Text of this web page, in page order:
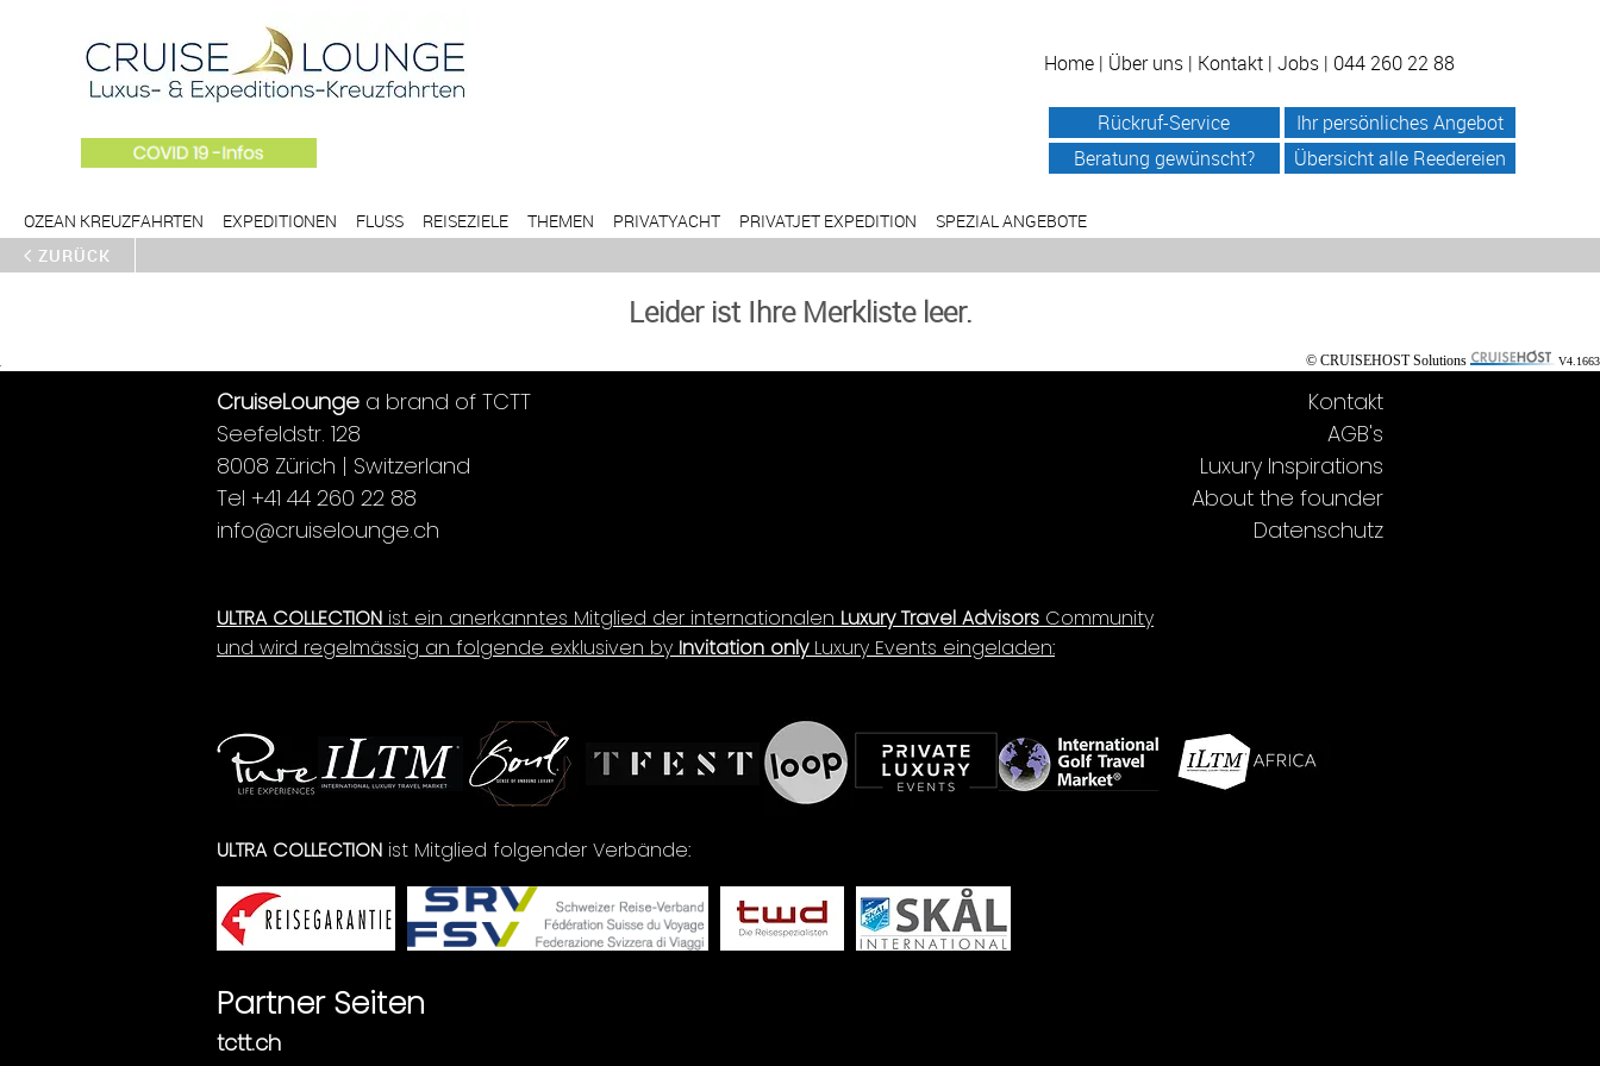
OZEAN KREUZFAHRTEN EXPEDITIONEN FLUSS REISEZIELE THEMEN PRIVATYACHT PRIVATJET EXPEDITION SPEZIAL ANGEBOTE
Home| Über uns| Kontakt| Jobs| 044 260 22 88
Rückruf-Service
Ihr persönliches Angebot
Beratung gewünscht?
Übersicht alle Reedereien
ZURÜCK
Leider ist Ihre Merkliste leer.
© CRUISEHOST Solutions V4.1663
CruiseLounge a brand of TCTT
Seefeldstr. 128
8008 Zürich | Switzerland
Tel +41 44 260 22 88
info@cruiselounge.ch
Kontakt
AGB's
Luxury Inspirations
About the founder
Datenschutz
ULTRA COLLECTION ist ein anerkanntes Mitglied der internationalen Luxury Travel Advisors Community
und wird regelmässig an folgende exklusiven by Invitation onlyLuxury Events eingeladen:
ULTRA COLLECTION ist Mitglied folgender Verbände:
Partner Seiten
tctt.ch